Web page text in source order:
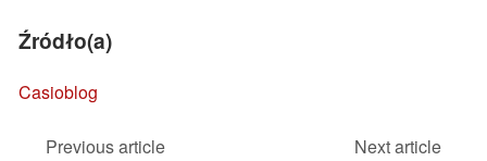
Źródło(a)
Casioblog
Previous article
Next article